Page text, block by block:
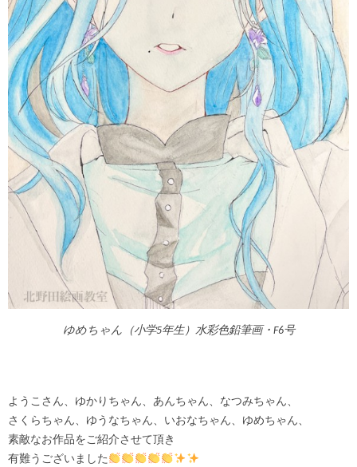
ゆめちゃん（小学5年生）水彩色鉛筆画・F6号
ようこさん、ゆかりちゃん、あんちゃん、なつみちゃん、
さくらちゃん、ゆうなちゃん、いおなちゃん、ゆめちゃん、
素敵なお作品をご紹介させて頂き
有難うございました